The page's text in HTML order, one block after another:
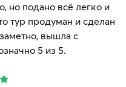
но подано всё легко и
тур продуман и сделан
вышла с
5 из 5.